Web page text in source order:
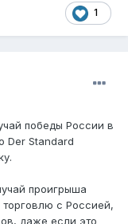
1
победы России в
Der Standard
проигрыша
торговлю с Россией,
даже если это